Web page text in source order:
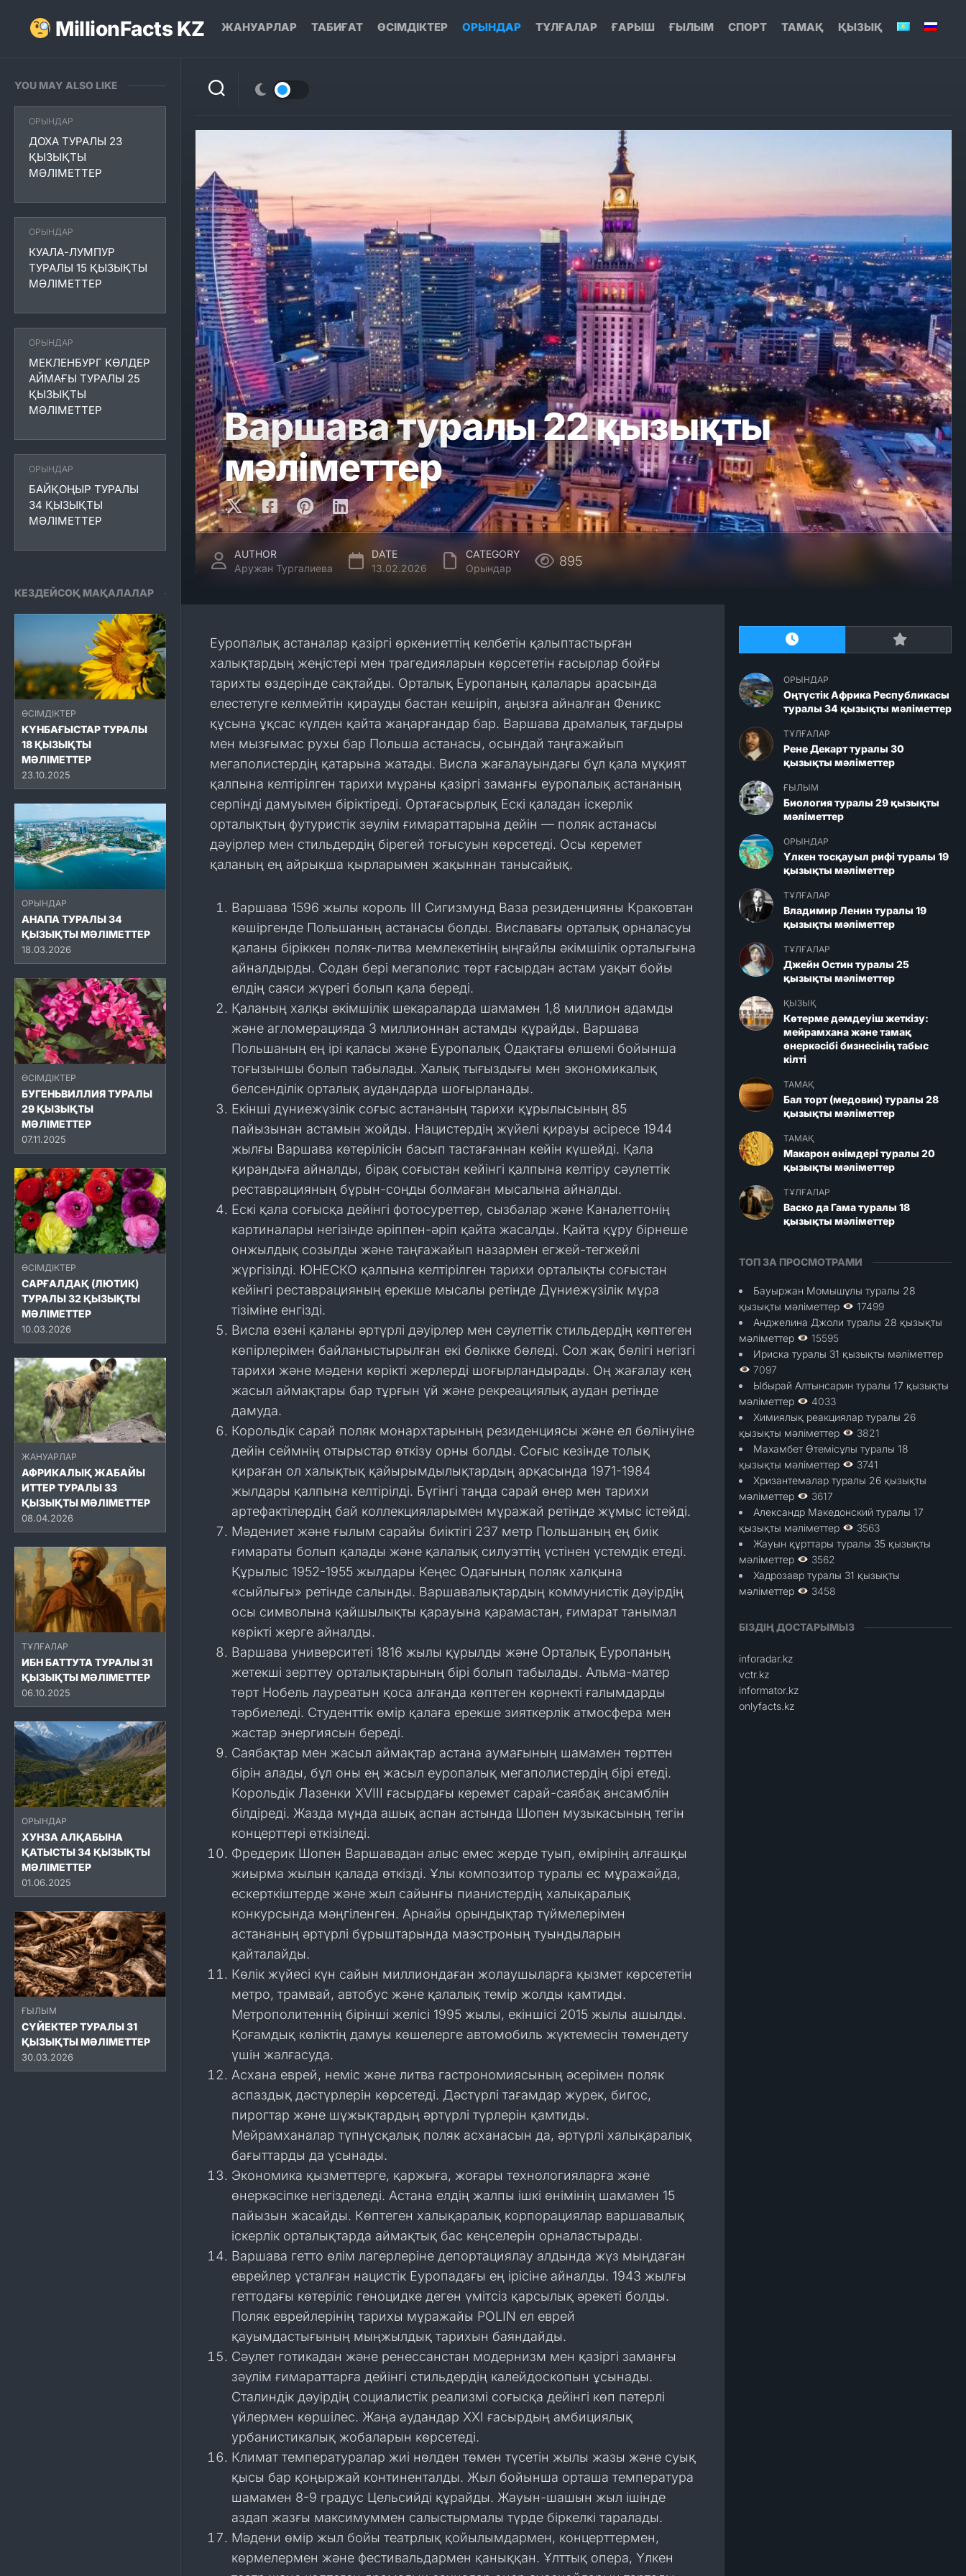
content
MillionFacts KZ ЖАНУАРЛАР ТАБИҒАТ ӨСІМДІКТЕР ОРЫНДАР ТҰЛҒАЛАР ҒАРЫШ ҒЫЛЫМ СПОРТ ТАМАҚ ҚЫЗЫҚ
YOU MAY ALSO LIKE
ОРЫНДАР
ДОХА ТУРАЛЫ 23
ҚЫЗЫҚТЫ
МӘЛІМЕТТЕР
ОРЫНДАР
КУАЛА-ЛУМПУР
ТУРАЛЫ 15 ҚЫЗЫҚТЫ
МӘЛІМЕТТЕР
ОРЫНДАР
МЕКЛЕНБУРГ КӨЛДЕР
АЙМАҒЫ ТУРАЛЫ 25
ҚЫЗЫҚТЫ
МӘЛІМЕТТЕР
ОРЫНДАР
БАЙҚОҢЫР ТУРАЛЫ
34 ҚЫЗЫҚТЫ
МӘЛІМЕТТЕР
КЕЗДЕЙСОҚ МАҚАЛАЛАР
ӨСІМДІКТЕР
КҮНБАҒЫСТАР ТУРАЛЫ
18 ҚЫЗЫҚТЫ
МӘЛІМЕТТЕР
23.10.2025
ОРЫНДАР
АНАПA ТУРАЛЫ 34
ҚЫЗЫҚТЫ МӘЛІМЕТТЕР
18.03.2026
ӨСІМДІКТЕР
БУГЕНЬВИЛЛИЯ ТУРАЛЫ
29 ҚЫЗЫҚТЫ
МӘЛІМЕТТЕР
07.11.2025
ӨСІМДІКТЕР
САРҒАЛДАҚ (ЛЮТИК)
ТУРАЛЫ 32 ҚЫЗЫҚТЫ
МӘЛІМЕТТЕР
10.03.2026
ЖАНУАРЛАР
АФРИКАЛЫҚ ЖАБАЙЫ
ИТТЕР ТУРАЛЫ 33
ҚЫЗЫҚТЫ МӘЛІМЕТТЕР
08.04.2026
ТҰЛҒАЛАР
ИБН БАТТУТА ТУРАЛЫ 31
ҚЫЗЫҚТЫ МӘЛІМЕТТЕР
06.10.2025
ОРЫНДАР
ХУНЗА АЛҚАБЫНА
ҚАТЫСТЫ 34 ҚЫЗЫҚТЫ
МӘЛІМЕТТЕР
01.06.2025
ҒЫЛЫМ
СҮЙЕКТЕР ТУРАЛЫ 31
ҚЫЗЫҚТЫ МӘЛІМЕТТЕР
30.03.2026
Варшава туралы 22 қызықты
мәліметтер
AUTHOR
Аружан Тургалиева
DATE
13.02.2026
CATEGORY
Орындар
895
Еуропалық астаналар қазіргі өркениеттің келбетін қалыптастырған
халықтардың жеңістері мен трагедияларын көрсететін ғасырлар бойғы
тарихты өздерінде сақтайды. Орталық Еуропаның қалалары арасында
елестетуге келмейтін қирауды бастан кешіріп, аңызға айналған Феникс
құсына ұқсас күлден қайта жаңарғандар бар. Варшава драмалық тағдыры
мен мызғымас рухы бар Польша астанасы, осындай таңғажайып
мегаполистердің қатарына жатады. Висла жағалауындағы бұл қала мұқият
қалпына келтірілген тарихи мұраны қазіргі заманғы еуропалық астананың
серпінді дамуымен біріктіреді. Ортағасырлық Ескі қаладан іскерлік
орталықтың футуристік зәулім ғимараттарына дейін — поляк астанасы
дәуірлер мен стильдердің бірегей тоғысуын көрсетеді. Осы керемет
қаланың ең айрықша қырларымен жақыннан танысайық.
Варшава 1596 жылы король III Сигизмунд Ваза резиденцияны Краковтан
көшіргенде Польшаның астанасы болды. Виславағы орталық орналасуы
қаланы біріккен поляк-литва мемлекетінің ыңғайлы әкімшілік орталығына
айналдырды. Содан бері мегаполис төрт ғасырдан астам уақыт бойы
елдің саяси жүрегі болып қала береді.
Қаланың халқы әкімшілік шекараларда шамамен 1,8 миллион адамды
және агломерацияда 3 миллионнан астамды құрайды. Варшава
Польшаның ең ірі қаласы және Еуропалық Одақтағы өлшемі бойынша
тоғызыншы болып табылады. Халық тығыздығы мен экономикалық
белсенділік орталық аудандарда шоғырланады.
Екінші дүниежүзілік соғыс астананың тарихи құрылысының 85
пайызынан астамын жойды. Нацистердің жүйелі қирауы әсіресе 1944
жылғы Варшава көтерілісін басып тастағаннан кейін күшейді. Қала
қирандыға айналды, бірақ соғыстан кейінгі қалпына келтіру сәулеттік
реставрацияның бұрын-соңды болмаған мысалына айналды.
Ескі қала соғысқа дейінгі фотосуреттер, сызбалар және Каналеттонің
картиналары негізінде әріппен-әріп қайта жасалды. Қайта құру бірнеше
онжылдық созылды және таңғажайып назармен егжей-тегжейлі
жүргізілді. ЮНЕСКО қалпына келтірілген тарихи орталықты соғыстан
кейінгі реставрацияның ерекше мысалы ретінде Дүниежүзілік мұра
тізіміне енгізді.
Висла өзені қаланы әртүрлі дәуірлер мен сәулеттік стильдердің көптеген
көпірлерімен байланыстырылған екі бөлікке бөледі. Сол жақ бөлігі негізгі
тарихи және мәдени көрікті жерлерді шоғырландырады. Оң жағалау кең
жасыл аймақтары бар тұрғын үй және рекреациялық аудан ретінде
дамуда.
Корольдік сарай поляк монархтарының резиденциясы және ел бөлінуіне
дейін сеймнің отырыстар өткізу орны болды. Соғыс кезінде толық
қираған ол халықтық қайырымдылықтардың арқасында 1971-1984
жылдары қалпына келтірілді. Бүгінгі таңда сарай өнер мен тарихи
артефактілердің бай коллекцияларымен мұражай ретінде жұмыс істейді.
Мәдениет және ғылым сарайы биіктігі 237 метр Польшаның ең биік
ғимараты болып қалады және қалалық силуэттің үстінен үстемдік етеді.
Құрылыс 1952-1955 жылдары Кеңес Одағының поляк халқына
«сыйлығы» ретінде салынды. Варшавалықтардың коммунистік дәуірдің
осы символына қайшылықты қарауына қарамастан, ғимарат танымал
көрікті жерге айналды.
Варшава университеті 1816 жылы құрылды және Орталық Еуропаның
жетекші зерттеу орталықтарының бірі болып табылады. Альма-матер
төрт Нобель лауреатын қоса алғанда көптеген көрнекті ғалымдарды
тәрбиеледі. Студенттік өмір қалаға ерекше зияткерлік атмосфера мен
жастар энергиясын береді.
Саябақтар мен жасыл аймақтар астана аумағының шамамен төрттен
бірін алады, бұл оны ең жасыл еуропалық мегаполистердің бірі етеді.
Корольдік Лазенки XVIII ғасырдағы керемет сарай-саябақ ансамблін
білдіреді. Жазда мұнда ашық аспан астында Шопен музыкасының тегін
концерттері өткізіледі.
Фредерик Шопен Варшавадан алыс емес жерде туып, өмірінің алғашқы
жиырма жылын қалада өткізді. Ұлы композитор туралы ес мұражайда,
ескерткіштерде және жыл сайынғы пианистердің халықаралық
конкурсында мәңгіленген. Арнайы орындықтар түймелерімен
астананың әртүрлі бұрыштарында маэстроның туындыларын
қайталайды.
Көлік жүйесі күн сайын миллиондаған жолаушыларға қызмет көрсететін
метро, трамвай, автобус және қалалық темір жолды қамтиды.
Метрополитеннің бірінші желісі 1995 жылы, екіншісі 2015 жылы ашылды.
Қоғамдық көліктің дамуы көшелерге автомобиль жүктемесін төмендету
үшін жалғасуда.
Асхана еврей, неміс және литва гастрономиясының әсерімен поляк
аспаздық дәстүрлерін көрсетеді. Дәстүрлі тағамдар журек, бигос,
пирогтар және шұжықтардың әртүрлі түрлерін қамтиды.
Мейрамханалар түпнұсқалық поляк асханасын да, әртүрлі халықаралық
бағыттарды да ұсынады.
Экономика қызметтерге, қаржыға, жоғары технологияларға және
өнеркәсіпке негізделеді. Астана елдің жалпы ішкі өнімінің шамамен 15
пайызын жасайды. Көптеген халықаралық корпорациялар варшавалық
іскерлік орталықтарда аймақтық бас кеңселерін орналастырады.
Варшава гетто өлім лагерлеріне депортациялау алдында жүз мыңдаған
еврейлер ұсталған нацистік Еуропадағы ең ірісіне айналды. 1943 жылғы
геттодағы көтеріліс геноцидке деген үмітсіз қарсылық әрекеті болды.
Поляк еврейлерінің тарихы мұражайы POLIN ел еврей
қауымдастығының мыңжылдық тарихын баяндайды.
Сәулет готикадан және ренессанстан модернизм мен қазіргі заманғы
зәулім ғимараттарға дейінгі стильдердің калейдоскопын ұсынады.
Сталиндік дәуірдің социалистік реализмі соғысқа дейінгі көп пәтерлі
үйлермен көршілес. Жаңа аудандар XXI ғасырдың амбициялық
урбанистикалық жобаларын көрсетеді.
Климат температуралар жиі нөлден төмен түсетін жылы жазы және суық
қысы бар қоңыржай континенталды. Жыл бойынша орташа температура
шамамен 8-9 градус Цельсийді құрайды. Жауын-шашын жыл ішінде
аздап жазғы максимуммен салыстырмалы түрде біркелкі таралады.
Мәдени өмір жыл бойы театрлық қойылымдармен, концерттермен,
көрмелермен және фестивальдармен қаныққан. Ұлттық опера, Үлкен
ОРЫНДАР
Оңтүстік Африка Республикасы
туралы 34 қызықты мәліметтер
ТҰЛҒАЛАР
Рене Декарт туралы 30
қызықты мәліметтер
ҒЫЛЫМ
Биология туралы 29 қызықты
мәліметтер
ОРЫНДАР
Үлкен тосқауыл рифі туралы 19
қызықты мәліметтер
ТҰЛҒАЛАР
Владимир Ленин туралы 19
қызықты мәліметтер
ТҰЛҒАЛАР
Джейн Остин туралы 25
қызықты мәліметтер
ҚЫЗЫҚ
Көтерме дәмдеуіш жеткізу:
мейрамхана және тамақ
өнеркәсібі бизнесінің табыс
кілті
ТАМАҚ
Бал торт (медовик) туралы 28
қызықты мәліметтер
ТАМАҚ
Макарон өнімдері туралы 20
қызықты мәліметтер
ТҰЛҒАЛАР
Васко да Гама туралы 18
қызықты мәліметтер
ТОП ЗА ПРОСМОТРАМИ
Бауыржан Момышұлы туралы 28
қызықты мәліметтер
17499
Анджелина Джоли туралы 28 қызықты
мәліметтер
15595
Ириска туралы 31 қызықты мәліметтер
7097
Ыбырай Алтынсарин туралы 17 қызықты
мәліметтер
4033
Химиялық реакциялар туралы 26
қызықты мәліметтер
3821
Махамбет Өтемісұлы туралы 18
қызықты мәліметтер
3741
Хризантемалар туралы 26 қызықты
мәліметтер
3617
Александр Македонский туралы 17
қызықты мәліметтер
3563
Жауын құрттары туралы 35 қызықты
мәліметтер
3562
Хадрозавр туралы 31 қызықты
мәліметтер
3458
БІЗДІҢ ДОСТАРЫМЫЗ
inforadar.kz
vctr.kz
informator.kz
onlyfacts.kz